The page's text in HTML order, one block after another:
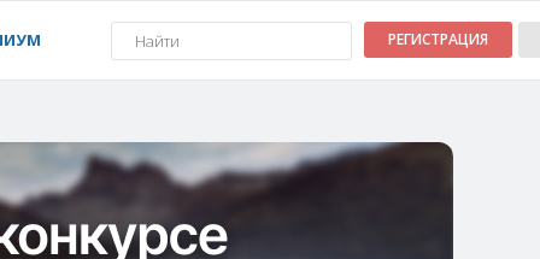
РЕГИСТРАЦИЯ